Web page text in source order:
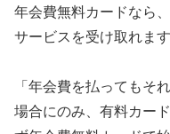
年会費無料カードなら
サービスを受け取れます
「年会費を払ってもそ
場合にのみ、有料カー